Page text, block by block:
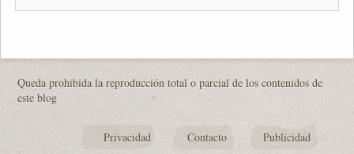
Queda prohibida la reproducción total o parcial de los contenidos de
este blog
Privacidad Contacto Publicidad